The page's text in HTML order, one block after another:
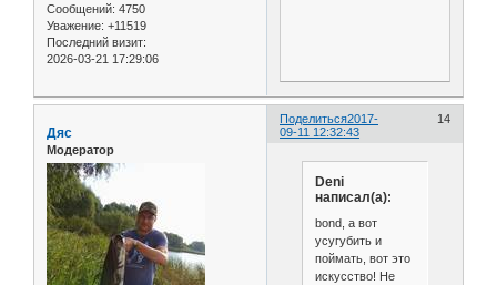
Сообщений: 4750
Уважение: +11519
Последний визит:
2026-03-21 17:29:06
Поделиться 14
2017-
09-11 12:32:43
Дяс
Модератор
Deni
написал(а):
bond, а вот
усугубить и
поймать, вот это
искусство! Не